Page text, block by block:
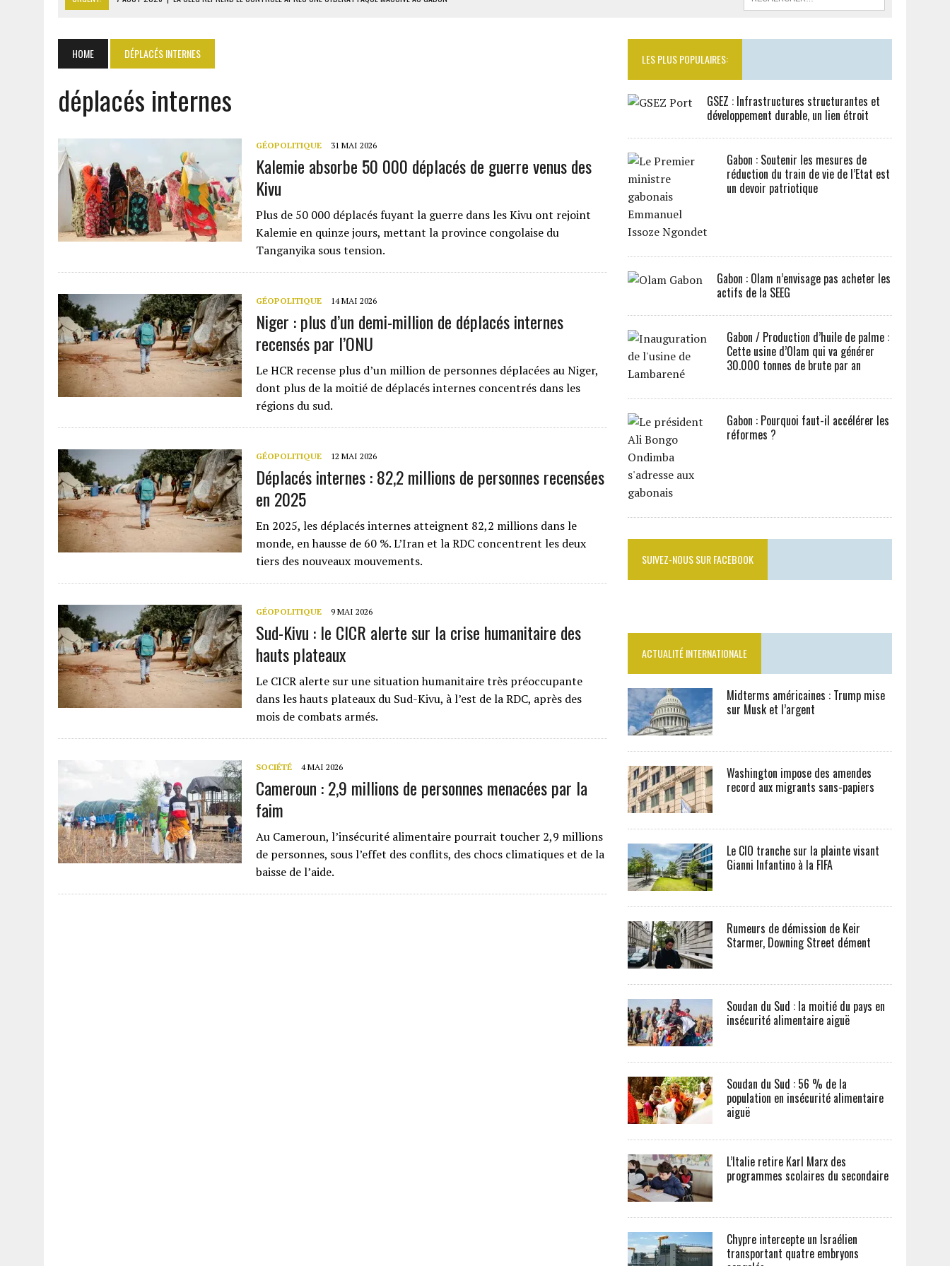
CAN FÉMININE : LA CÔTE D’IVOIRE ET L’AFRIQUE DU SUD DÉCROCHENT LEUR QUALIFICATION POUR LES QUARTS DE FINALE
6 AOÛT 2026 | MONDIAL 2030 : INFANTINO ACCUSÉ D’AVOIR PROMIS LA FINALE AU MAROC
7 AOÛT 2026
CENTRAFRIQUE : L’OR HISSE LES EXPORTATIONS À 313 MILLIONS USD EN 2025
HOME DÉPLACÉS INTERNES
déplacés internes
GÉOPOLITIQUE 31 MAI 2026
Kalemie absorbe 50 000 déplacés de guerre venus des
Kivu
Plus de 50 000 déplacés fuyant la guerre dans les Kivu ont rejoint
Kalemie en quinze jours, mettant la province congolaise du
Tanganyika sous tension.
GÉOPOLITIQUE 14 MAI 2026
Niger : plus d’un demi-million de déplacés internes
recensés par l’ONU
Le HCR recense plus d’un million de personnes déplacées au Niger,
dont plus de la moitié de déplacés internes concentrés dans les
régions du sud.
GÉOPOLITIQUE 12 MAI 2026
Déplacés internes : 82,2 millions de personnes recensées
en 2025
En 2025, les déplacés internes atteignent 82,2 millions dans le
monde, en hausse de 60 %. L’Iran et la RDC concentrent les deux
tiers des nouveaux mouvements.
GÉOPOLITIQUE 9 MAI 2026
Sud-Kivu : le CICR alerte sur la crise humanitaire des
hauts plateaux
Le CICR alerte sur une situation humanitaire très préoccupante
dans les hauts plateaux du Sud-Kivu, à l’est de la RDC, après des
mois de combats armés.
SOCIÉTÉ 4 MAI 2026
Cameroun : 2,9 millions de personnes menacées par la
faim
Au Cameroun, l’insécurité alimentaire pourrait toucher 2,9 millions
de personnes, sous l’effet des conflits, des chocs climatiques et de la
baisse de l’aide.
LES PLUS POPULAIRES:
GSEZ : Infrastructures structurantes et
développement durable, un lien étroit
Gabon : Soutenir les mesures de
réduction du train de vie de l’Etat est
un devoir patriotique
Gabon : Olam n’envisage pas acheter les
actifs de la SEEG
Gabon / Production d’huile de palme :
Cette usine d’Olam qui va générer
30.000 tonnes de brute par an
Gabon : Pourquoi faut-il accélérer les
réformes ?
SUIVEZ-NOUS SUR FACEBOOK
ACTUALITÉ INTERNATIONALE
Midterms américaines : Trump mise
sur Musk et l’argent
Washington impose des amendes
record aux migrants sans-papiers
Le CIO tranche sur la plainte visant
Gianni Infantino à la FIFA
Rumeurs de démission de Keir
Starmer, Downing Street dément
Soudan du Sud : la moitié du pays en
insécurité alimentaire aiguë
Soudan du Sud : 56 % de la
population en insécurité alimentaire
aiguë
L’Italie retire Karl Marx des
programmes scolaires du secondaire
Chypre intercepte un Israélien
transportant quatre embryons